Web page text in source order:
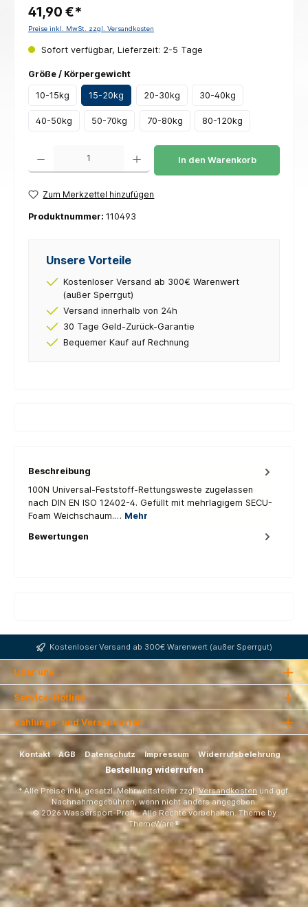
41,90 €*
Preise inkl. MwSt. zzgl. Versandkosten
Sofort verfügbar, Lieferzeit: 2-5 Tage
Größe / Körpergewichtauswählen
10-15kg 15-20kg 20-30kg 30-40kg
40-50kg 50-70kg 70-80kg 80-120kg
Produkt Anzahl: Gib den gewünschten Wert ein oder benutze die Schaltflächen um
In den Warenkorb
Zum Merkzettel hinzufügen
Produktnummer: 110493
Unsere Vorteile
Kostenloser Versand ab 300€ Warenwert
(außer Sperrgut)
Versand innerhalb von 24h
30 Tage Geld-Zurück-Garantie
Bequemer Kauf auf Rechnung
Beschreibung
100N Universal-Feststoff-Rettungsweste zugelassen
nach DIN EN ISO 12402-4. Gefüllt mit mehrlagigem SECU-
Foam Weichschaum.… Mehr
Bewertungen
Kostenloser Versand ab 300€ Warenwert (außer Sperrgut)
Über uns
Service-Hotline
Zahlungs- und Versandarten
Kontakt AGB Datenschutz Impressum Widerrufsbelehrung
Bestellung widerrufen
* Alle Preise inkl. gesetzl. Mehrwertsteuer zzgl.Versandkosten und ggf.
Nachnahmegebühren, wenn nicht anders angegeben.
© 2026 Wassersport-Profi - Alle Rechte vorbehalten. Theme by
ThemeWare®